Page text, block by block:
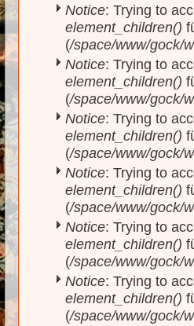
Notice: Trying to
element_children()
(/space/www/gock/
Notice: Trying to
element_children()
(/space/www/gock/
Notice: Trying to
element_children()
(/space/www/gock/
Notice: Trying to
element_children()
(/space/www/gock/
Notice: Trying to
element_children()
(/space/www/gock/
Notice: Trying to
element_children()
(/space/www/gock/